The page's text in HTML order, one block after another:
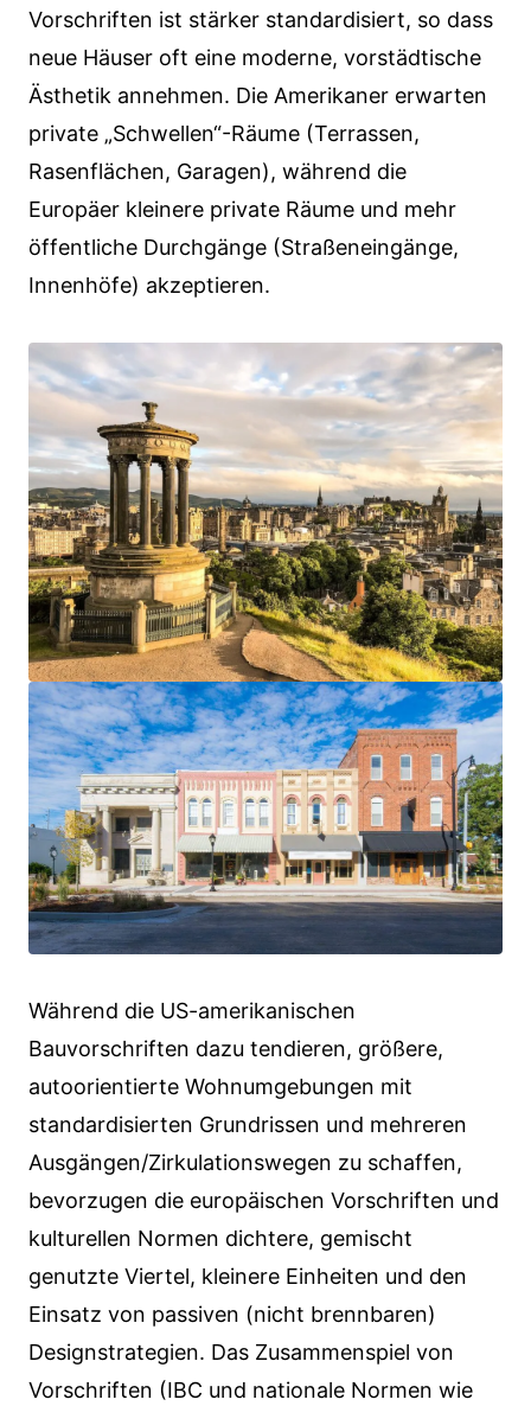
Vorschriften ist stärker standardisiert, so dass
neue Häuser oft eine moderne, vorstädtische
Ästhetik annehmen. Die Amerikaner erwarten
private „Schwellen“-Räume (Terrassen,
Rasenflächen, Garagen), während die
Europäer kleinere private Räume und mehr
öffentliche Durchgänge (Straßeneingänge,
Innenhöfe) akzeptieren.
Während die US-amerikanischen
Bauvorschriften dazu tendieren, größere,
autoorientierte Wohnumgebungen mit
standardisierten Grundrissen und mehreren
Ausgängen/Zirkulationswegen zu schaffen,
bevorzugen die europäischen Vorschriften und
kulturellen Normen dichtere, gemischt
genutzte Viertel, kleinere Einheiten und den
Einsatz von passiven (nicht brennbaren)
Designstrategien. Das Zusammenspiel von
Vorschriften (IBC und nationale Normen wie